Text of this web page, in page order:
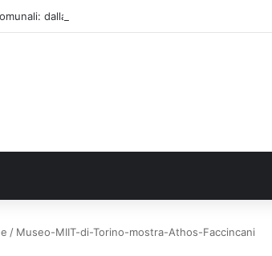
dalla Regione 1,5 milioni di euro per ampliare
/ Museo-MIIT-di-Torino-mostra-Athos-Faccincani